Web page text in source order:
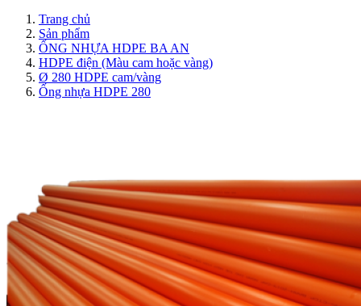
Trang chủ
Sản phẩm
ỐNG NHỰA HDPE BA AN
HDPE điện (Màu cam hoặc vàng)
Ø 280 HDPE cam/vàng
Ống nhựa HDPE 280